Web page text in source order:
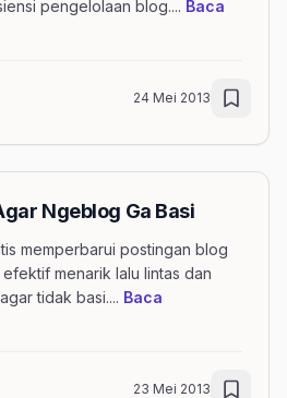
pengelolaan blog.... Baca
24 Mei 2013
Ngeblog Ga Basi
memperbarui postingan blog
menarik lalu lintas dan
tidak basi.... Baca
23 Mei 2013